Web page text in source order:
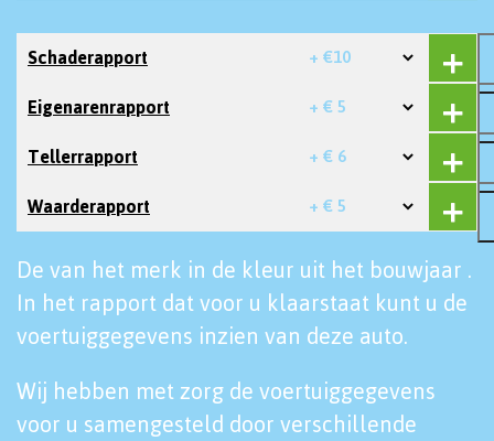
Schaderapport + €10
Eigenarenrapport + € 5
Tellerrapport + € 6
Waarderapport + € 5
De van het merk in de kleur uit het bouwjaar .
In het rapport dat voor u klaarstaat kunt u de
voertuiggegevens inzien van deze auto.
Wij hebben met zorg de voertuiggegevens
voor u samengesteld door verschillende